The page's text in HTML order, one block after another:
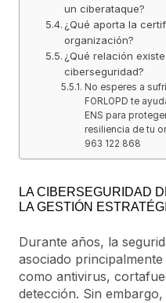
un ciberataque?
¿Qué aporta la
organización?
¿Qué relación
ciberseguridad?
No esperes a
FORLOPD te
ENS para
resiliencia de tu
963 122 868
LA CIBERSEGURIDAD
LA GESTIÓN
Durante años, la
asociado
como antivirus,
detección. Sin